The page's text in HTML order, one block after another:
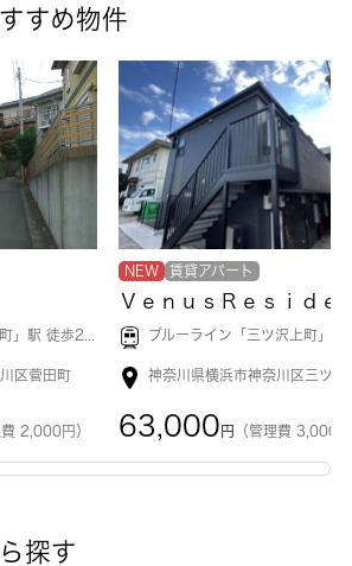
すめ物件
」駅 徒歩20分
区菅田町
費 2,000円）
NEW 賃貸アパート
ブルーライン「 三ツ沢上町 」駅 徒歩6分
63,000 円 （管理費 3,000
探す